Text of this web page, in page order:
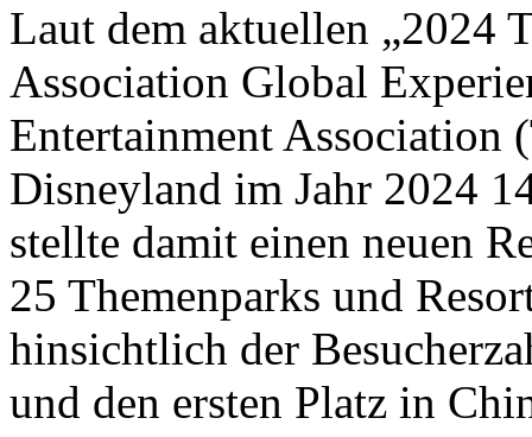
Laut dem aktuellen „2024
Association Global
Entertainment Association
Disneyland im Jahr 2024
stellte damit einen neuen
25 Themenparks und
hinsichtlich der
und den ersten Platz in